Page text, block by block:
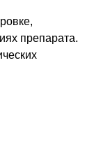
препарата.